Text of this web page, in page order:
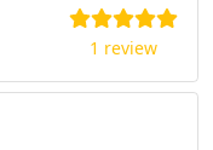
1 review